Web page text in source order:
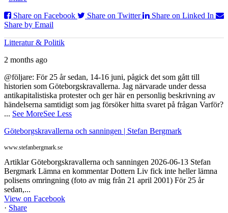
Share on Facebook
Share on Twitter
Share on Linked In
Share by Email
Litteratur & Politik
2 months ago
@följare: För 25 år sedan, 14-16 juni, pågick det som gått till
historien som Göteborgskravallerna. Jag närvarade under dessa
antikapitalistiska protester och ger här en personlig beskrivning av
händelserna samtidigt som jag försöker hitta svaret på frågan Varför?
... See MoreSee Less
Göteborgskravallerna och sanningen | Stefan Bergmark
www.stefanbergmark.se
Artiklar Göteborgskravallerna och sanningen 2026-06-13 Stefan
Bergmark Lämna en kommentar Dottern Liv fick inte heller lämna
polisens omringning (foto av mig från 21 april 2001) För 25 år
sedan,...
View on Facebook
· Share